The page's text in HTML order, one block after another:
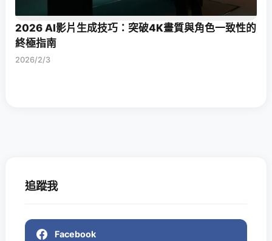
2026 AI影片生成技巧：突破4K畫質與角色一致性的
終極指南
2026/2/3
追蹤我
Facebook